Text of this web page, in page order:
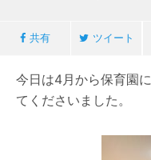
共有 ツイート
今日は4月から保育園
てくださいました。